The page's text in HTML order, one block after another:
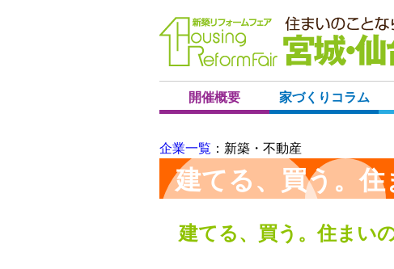
開催概要 家づくりコラム
企業一覧 ：新築・不動産
建てる、買う。
建てる、買う。住まい